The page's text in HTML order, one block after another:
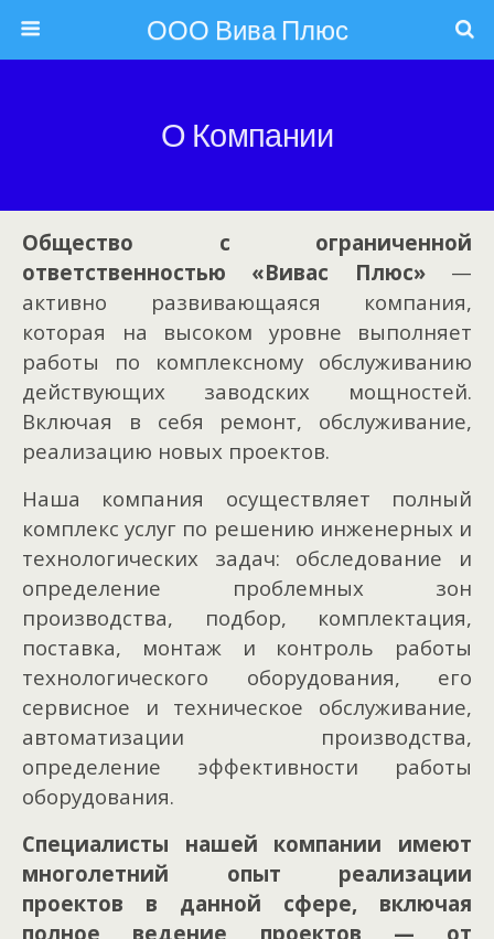
ООО Вива Плюс
О Компании
Общество с ограниченной
ответственностью «Вивас Плюс»—
активно развивающаяся компания,
которая на высоком уровне выполняет
работы по комплексному обслуживанию
действующих заводских мощностей.
Включая в себя ремонт, обслуживание,
реализацию новых проектов.
Наша компания осуществляет полный
комплекс услуг по решению инженерных и
технологических задач: обследование и
определение проблемных зон
производства, подбор, комплектация,
поставка, монтаж и контроль работы
технологического оборудования, его
сервисное и техническое обслуживание,
автоматизации производства,
определение эффективности работы
оборудования.
Специалисты нашей компании имеют
многолетний опыт реализации
проектов в данной сфере, включая
полное ведение проектов — от